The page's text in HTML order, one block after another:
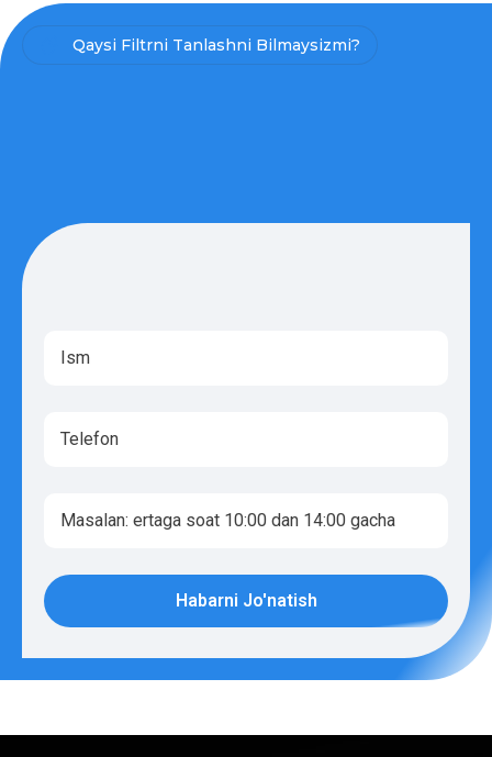
Qaysi Filtrni Tanlashni Bilmaysizmi?
Habarni Jo'natish